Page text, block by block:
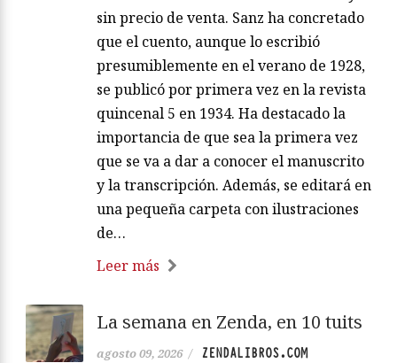
sin precio de venta. Sanz ha concretado
que el cuento, aunque lo escribió
presumiblemente en el verano de 1928,
se publicó por primera vez en la revista
quincenal 5 en 1934. Ha destacado la
importancia de que sea la primera vez
que se va a dar a conocer el manuscrito
y la transcripción. Además, se editará en
una pequeña carpeta con ilustraciones
de…
Leer más
La semana en Zenda, en 10 tuits
agosto 09, 2026 / ZENDALIBROS.COM